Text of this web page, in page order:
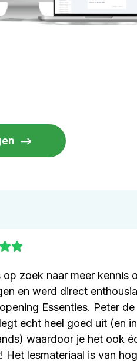
zoek naar meer kennis
en werd direct
Essenties. Peter de
echt heel goed uit (en
waardoor je het ook
Het lesmateriaal is van